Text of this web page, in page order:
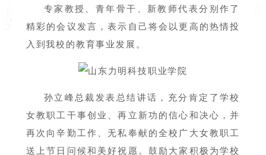
专家教授、青年骨干、新教师代表分别作了
精彩的会议发言，表示自己将会以更高的热情投
入到我校的教育事业发展。
孙立峰总裁发表总结讲话，充分肯定了学校
女教职工干事创业、再立新功的信心和决心，并
再次向辛勤工作、无私奉献的全校广大女教职工
送上节日问候和美好祝愿。鼓励大家积极为学校